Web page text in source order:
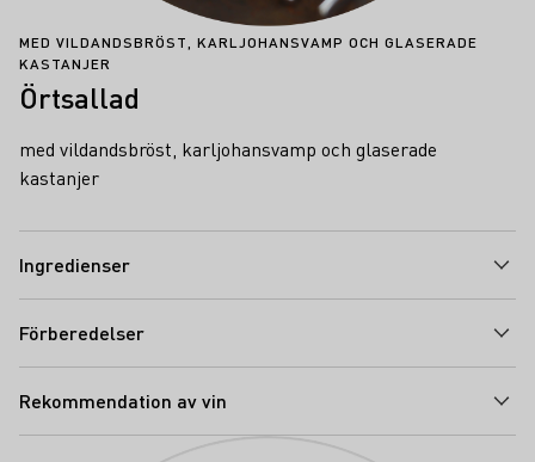
MED VILDANDSBRÖST, KARLJOHANSVAMP OCH GLASERADE
KASTANJER
Örtsallad
med vildandsbröst, karljohansvamp och glaserade
kastanjer
Ingredienser
Förberedelser
Rekommendation av vin